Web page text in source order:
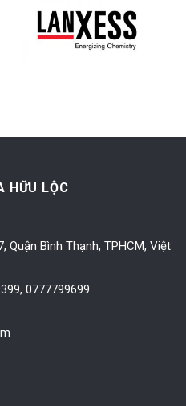
HỮU LỘC
Quận Bình Thạnh, TPHCM, Việt
0777799699